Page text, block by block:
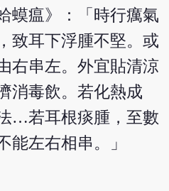
蟆瘟》：「時行癘氣
致耳下浮腫不堅。或
右串左。外宜貼清涼
消毒飲。若化熱成
…若耳根痰腫，至數
能左右相串。」